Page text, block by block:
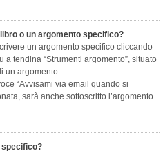
o un argomento specifico?
un argomento specifico cliccando
tendina “Strumenti argomento”, situato
un argomento.
“Avvisami via email quando si
sarà anche sottoscritto l’argomento.